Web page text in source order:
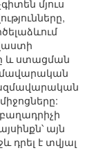
մյուս
և ստացման
այն
է տվյալ